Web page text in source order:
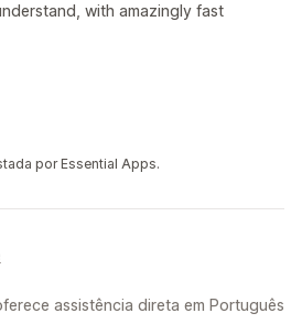
with amazingly fast
por Essential Apps.
assistência direta em Português